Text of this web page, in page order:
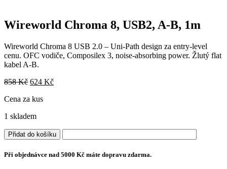
Wireworld Chroma 8, USB2, A-B, 1m
Wireworld Chroma 8 USB 2.0 – Uni-Path design za entry-level
cenu. OFC vodiče, Composilex 3, noise-absorbing power. Žlutý flat
kabel A-B.
858Kč Původní
byla:
624 KčAktuální
Cena za kus
1 skladem
Wireworld
Chroma
8,
USB2,
Přidat do košíku
Při objednávce nad 5000 Kč máte dopravu zdarma.